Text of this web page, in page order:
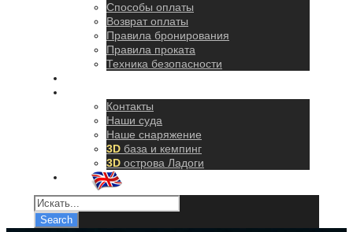
Способы оплаты
Возврат оплаты
Правила бронирования
Правила проката
Техника безопасности
Контакты
Наши суда
Наше снаряжение
3D база и кемпинг
3D острова Ладоги